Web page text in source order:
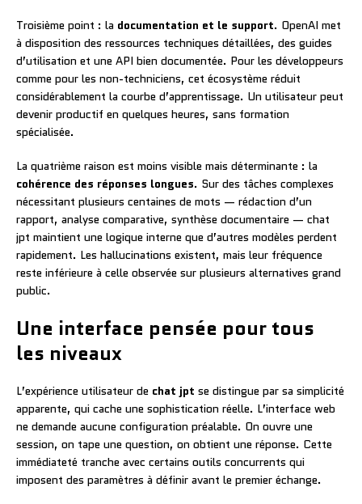
Troisième point : la documentation et le support. OpenAI met
à disposition des ressources techniques détaillées, des guides
d’utilisation et une API bien documentée. Pour les développeurs
comme pour les non-techniciens, cet écosystème réduit
considérablement la courbe d’apprentissage. Un utilisateur peut
devenir productif en quelques heures, sans formation
spécialisée.
La quatrième raison est moins visible mais déterminante : la
cohérence des réponses longues. Sur des tâches complexes
nécessitant plusieurs centaines de mots — rédaction d’un
rapport, analyse comparative, synthèse documentaire — chat
jpt maintient une logique interne que d’autres modèles perdent
rapidement. Les hallucinations existent, mais leur fréquence
reste inférieure à celle observée sur plusieurs alternatives grand
public.
Une interface pensée pour tous
les niveaux
L’expérience utilisateur de chat jpt se distingue par sa simplicité
apparente, qui cache une sophistication réelle. L’interface web
ne demande aucune configuration préalable. On ouvre une
session, on tape une question, on obtient une réponse. Cette
immédiateté tranche avec certains outils concurrents qui
imposent des paramètres à définir avant le premier échange.